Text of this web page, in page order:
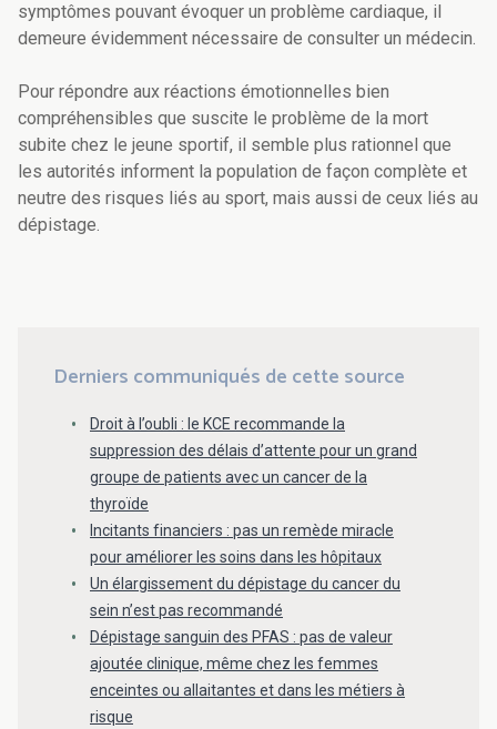
symptômes pouvant évoquer un problème cardiaque, il
demeure évidemment nécessaire de consulter un médecin.
Pour répondre aux réactions émotionnelles bien
compréhensibles que suscite le problème de la mort
subite chez le jeune sportif, il semble plus rationnel que
les autorités informent la population de façon complète et
neutre des risques liés au sport, mais aussi de ceux liés au
dépistage.
Derniers communiqués de cette source
Droit à l’oubli : le KCE recommande la
suppression des délais d’attente pour un grand
groupe de patients avec un cancer de la
thyroïde
Incitants financiers : pas un remède miracle
pour améliorer les soins dans les hôpitaux
Un élargissement du dépistage du cancer du
sein n’est pas recommandé
Dépistage sanguin des PFAS : pas de valeur
ajoutée clinique, même chez les femmes
enceintes ou allaitantes et dans les métiers à
risque